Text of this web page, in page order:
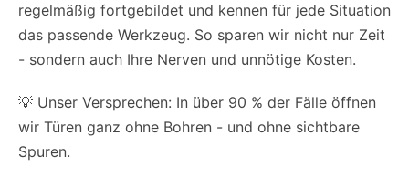
regelmäßig fortgebildet und kennen für jede Situation
das passende Werkzeug. So sparen wir nicht nur Zeit
- sondern auch Ihre Nerven und unnötige Kosten.
💡 Unser Versprechen: In über 90 % der Fälle öffnen
wir Türen ganz ohne Bohren - und ohne sichtbare
Spuren.